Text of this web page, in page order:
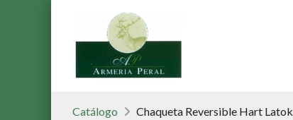
Catálogo Chaqueta Reversible Hart Latok